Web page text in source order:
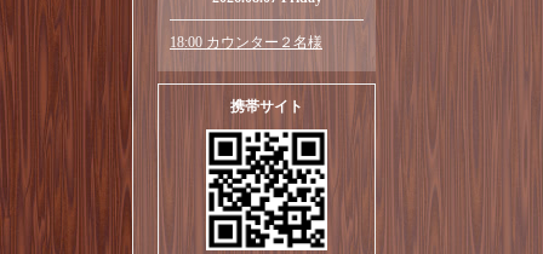
18:00 カウンター２名様
携帯サイト